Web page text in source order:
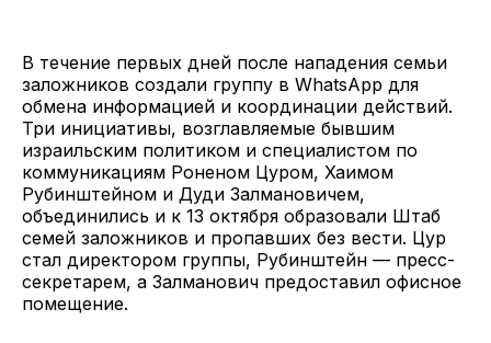
В течение первых дней после нападения семьи
заложников создали группу в WhatsApp для
обмена информацией и координации действий.
Три инициативы, возглавляемые бывшим
израильским политиком и специалистом по
коммуникациям Роненом Цуром, Хаимом
Рубинштейном и Дуди Залмановичем,
объединились и к 13 октября образовали Штаб
семей заложников и пропавших без вести. Цур
стал директором группы, Рубинштейн — пресс-
секретарем, а Залманович предоставил офисное
помещение.